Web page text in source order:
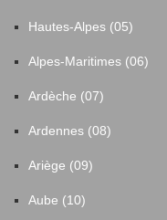
Hautes-Alpes (05)
Alpes-Maritimes (06)
Ardèche (07)
Ardennes (08)
Ariège (09)
Aube (10)